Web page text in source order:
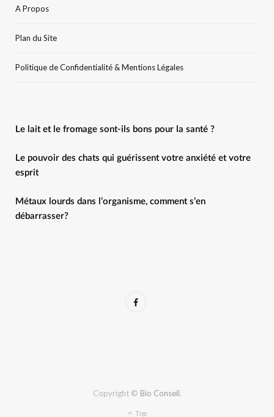
A Propos
Plan du Site
Politique de Confidentialité & Mentions Légales
Le lait et le fromage sont-ils bons pour la santé ?
Le pouvoir des chats qui guérissent votre anxiété et votre
esprit
Métaux lourds dans l’organisme, comment s’en
débarrasser?
F
Copyright © Bio Conseil.
Top